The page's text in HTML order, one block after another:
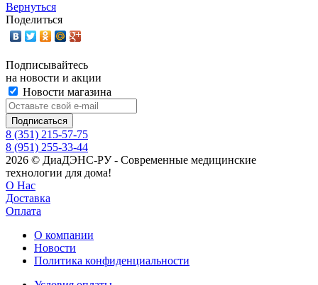
Вернуться
Поделиться
Подписывайтесь
на новости и акции
Новости магазина
8 (351) 215-57-75
8 (951) 255-33-44
2026 © ДиаДЭНС-РУ - Современные медицинские
технологии для дома!
О Нас
Доставка
Оплата
О компании
Новости
Политика конфиденциальности